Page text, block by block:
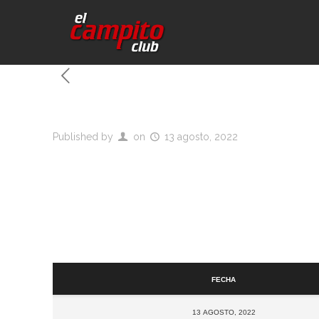
Published by on 13 agosto, 2022
Fecha
13 agosto, 2022